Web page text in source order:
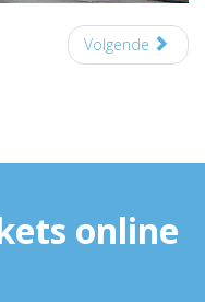
Volgende
online